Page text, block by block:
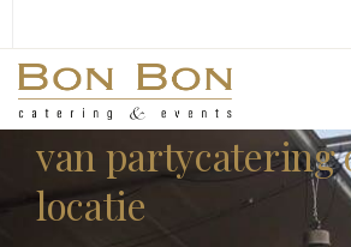
Ontdek de
van partycatering
locatie